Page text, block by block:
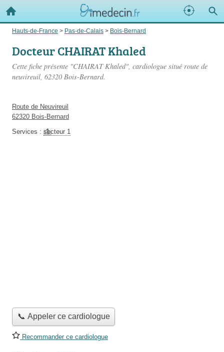
Hauts-de-France > Pas-de-Calais > Bois-Bernard
Docteur CHAIRAT Khaled
Cette fiche présente "CHAIRAT Khaled", cardiologue situé route de
neuvireuil, 62320 Bois-Bernard.
Route de Neuvireuil
62320 Bois-Bernard
Services : secteur 1
📞 Appeler ce cardiologue
Recommander ce cardiologue